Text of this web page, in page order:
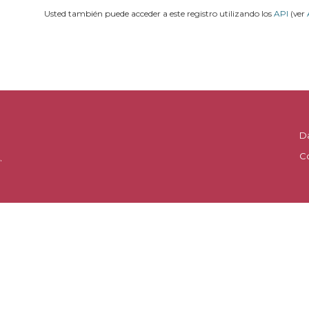
Usted también puede acceder a este registro utilizando los API (ver